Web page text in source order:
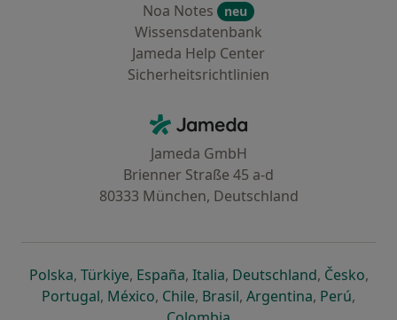
Noa Notes
neu
Wissensdatenbank
Jameda Help Center
Sicherheitsrichtlinien
Jameda - Startseite
Jameda GmbH
Brienner Straße 45 a-d
80333 München, Deutschland
Polskaöffnet in einer neuen Registerkarte
, Türkiyeöffnet in einer neuen Registerkarte
, Españaöffnet in einer neuen
, Italiaöffnet in einer neuen
, Deutschlandöffnet in
, Česko,
Portugalöffnet in einer neuen Registerkarte
, Méxicoöffnet in einer neuen Registerkarte
, Chileöffnet in einer neuen
, Brasilöffnet in einer neuen
, Argentinaöffnet in
, Perúöffnet
,